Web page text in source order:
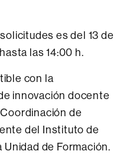
es del 13 de
las 14:00 h.
con la
innovación docente
de
del Instituto de
de Formación.